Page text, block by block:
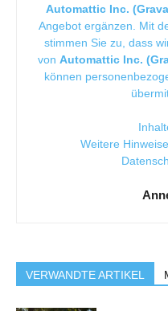
Automattic Inc.
Angebot ergänzen. Mit
stimmen Sie zu, dass
von Automattic Inc.
können
Weitere
VERWANDTE ARTIKEL